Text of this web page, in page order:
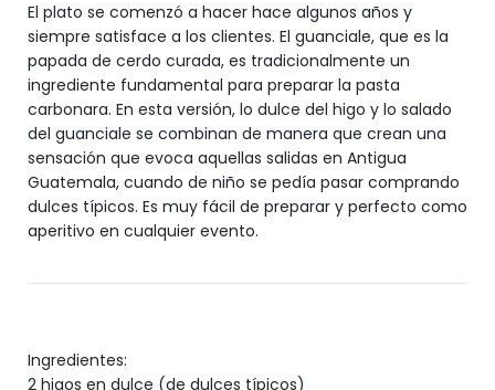
El plato se comenzó a hacer hace algunos años y
siempre satisface a los clientes. El guanciale, que es la
papada de cerdo curada, es tradicionalmente un
ingrediente fundamental para preparar la pasta
carbonara. En esta versión, lo dulce del higo y lo salado
del guanciale se combinan de manera que crean una
sensación que evoca aquellas salidas en Antigua
Guatemala, cuando de niño se pedía pasar comprando
dulces típicos. Es muy fácil de preparar y perfecto como
aperitivo en cualquier evento.
Ingredientes:
2 higos en dulce (de dulces típicos)